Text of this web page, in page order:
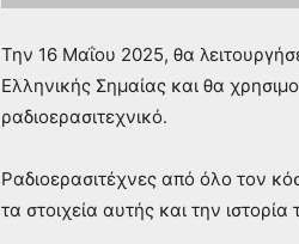
Την 16 Μαΐου 2025, θα
Ελληνικής Σημαίας και θα
ραδιοερασιτεχνικό.
Ραδιοερασιτέχνες από όλο τον
τα στοιχεία αυτής και την ιστορία